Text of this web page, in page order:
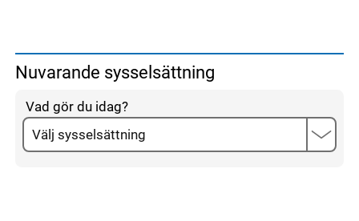
Nuvarande sysselsättning
Vad gör du idag?